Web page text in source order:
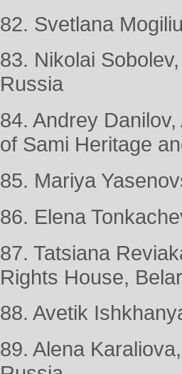
82. Svetlana
83. Nikolai
Russia
84. Andrey
of Sami Heritage
85. Mariya
86. Elena
87. Tatsiana
Rights House,
88. Avetik
89. Alena